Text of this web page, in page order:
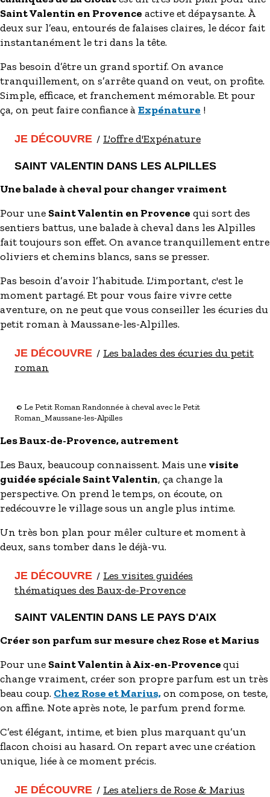
Saint Valentin en Provence active et dépaysante. À
deux sur l’eau, entourés de falaises claires, le décor fait
instantanément le tri dans la tête.
Pas besoin d’être un grand sportif. On avance
tranquillement, on s’arrête quand on veut, on profite.
Simple, efficace, et franchement mémorable. Et pour
ça, on peut faire confiance àExpénature !
JE DÉCOUVRE L'offre d'Expénature
SAINT VALENTIN DANS LES ALPILLES
Une balade à cheval pour changer vraiment
Pour une Saint Valentin en Provence qui sort des
sentiers battus, une balade à cheval dans les Alpilles
fait toujours son effet. On avance tranquillement entre
oliviers et chemins blancs, sans se presser.
Pas besoin d’avoir l’habitude. L'important, c'est le
moment partagé. Et pour vous faire vivre cette
aventure, on ne peut que vous conseiller les écuries du
petit roman à Maussane-les-Alpilles.
JE DÉCOUVRE
Les balades des écuries du petit
roman
© Le Petit Roman Randonnée à cheval avec le Petit
Roman_Maussane-les-Alpilles
Les Baux-de-Provence, autrement
Les Baux, beaucoup connaissent. Mais une visite
guidée spéciale Saint Valentin, ça change la
perspective. On prend le temps, on écoute, on
redécouvre le village sous un angle plus intime.
Un très bon plan pour mêler culture et moment à
deux, sans tomber dans le déjà-vu.
JE DÉCOUVRE
Les visites guidées
thématiques des Baux-de-Provence
SAINT VALENTIN DANS LE PAYS D'AIX
Créer son parfum sur mesure chez Rose et Marius
Pour une Saint Valentin à Aix-en-Provencequi
change vraiment, créer son propre parfum est un très
beau coup. Chez Rose et Marius,on compose, on teste,
on affine. Note après note, le parfum prend forme.
C’est élégant, intime, et bien plus marquant qu’un
flacon choisi au hasard. On repart avec une création
unique, liée à ce moment précis.
JE DÉCOUVRE Les ateliers de Rose & Marius